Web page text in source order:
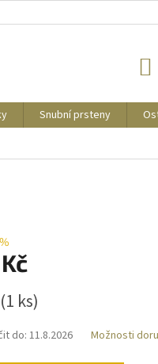
Snubní prsteny
(1 ks)
do: 11.8.2026 Možnosti